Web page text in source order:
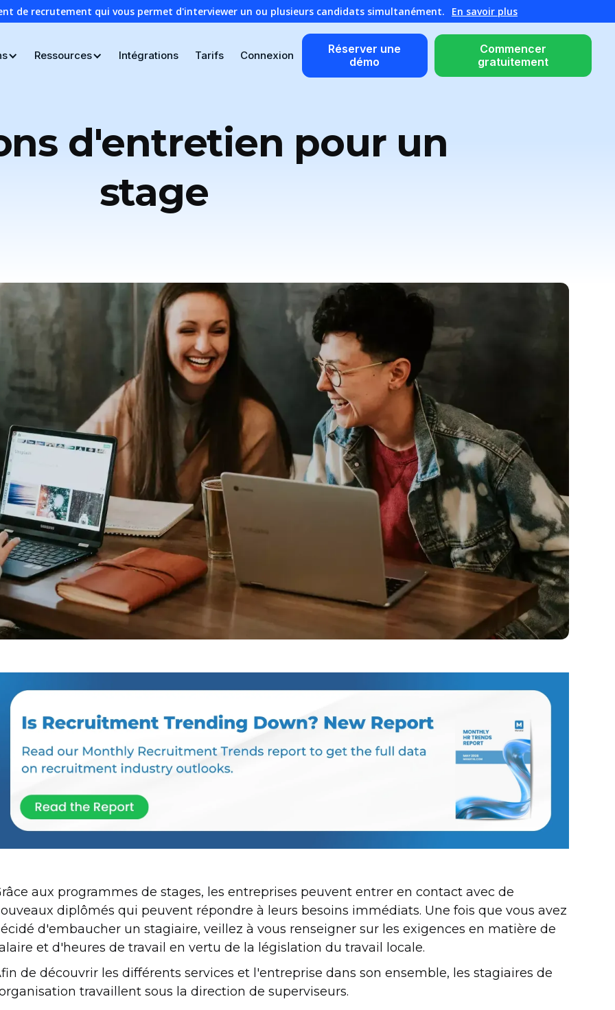
de recrutement qui vous permet d'interviewer un ou plusieurs candidats simultanément. En savoir plus
Ressources Intégrations Tarifs Connexion
Réserver une
démo
Commencer
gratuitement
d'entretien pour un
stage
aux programmes de stages, les entreprises peuvent entrer en contact avec de
diplômés qui peuvent répondre à leurs besoins immédiats. Une fois que vous avez
d'embaucher un stagiaire, veillez à vous renseigner sur les exigences en matière de
et d'heures de travail en vertu de la législation du travail locale.
de découvrir les différents services et l'entreprise dans son ensemble, les stagiaires de
travaillent sous la direction de superviseurs.